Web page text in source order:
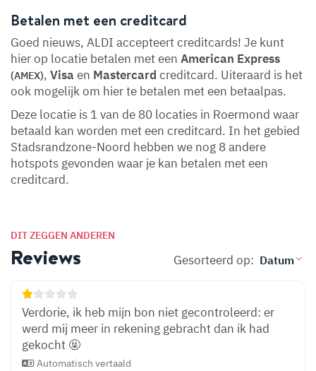
Betalen met een creditcard
Goed nieuws, ALDI accepteert creditcards! Je kunt
hier op locatie betalen met een American Express
(AMEX), Visa en Mastercard creditcard. Uiteraard is het
ook mogelijk om hier te betalen met een betaalpas.
Deze locatie is 1 van de 80 locaties in Roermond waar
betaald kan worden met een creditcard. In het gebied
Stadsrandzone-Noord hebben we nog 8 andere
hotspots gevonden waar je kan betalen met een
creditcard.
DIT ZEGGEN ANDEREN
Reviews Gesorteerd op:
Verdorie, ik heb mijn bon niet gecontroleerd: er
werd mij meer in rekening gebracht dan ik had
gekocht 🤬
Automatisch vertaald